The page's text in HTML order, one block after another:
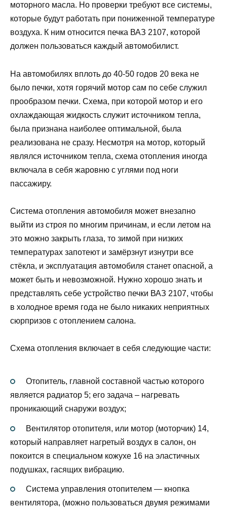
моторного масла. Но проверки требуют все системы,
которые будут работать при пониженной температуре
воздуха. К ним относится печка ВАЗ 2107, которой
должен пользоваться каждый автомобилист.
На автомобилях вплоть до 40-50 годов 20 века не
было печки, хотя горячий мотор сам по себе служил
прообразом печки. Схема, при которой мотор и его
охлаждающая жидкость служит источником тепла,
была признана наиболее оптимальной, была
реализована не сразу. Несмотря на мотор, который
являлся источником тепла, схема отопления иногда
включала в себя жаровню с углями под ноги
пассажиру.
Система отопления автомобиля может внезапно
выйти из строя по многим причинам, и если летом на
это можно закрыть глаза, то зимой при низких
температурах запотеют и замёрзнут изнутри все
стёкла, и эксплуатация автомобиля станет опасной, а
может быть и невозможной. Нужно хорошо знать и
представлять себе устройство печки ВАЗ 2107, чтобы
в холодное время года не было никаких неприятных
сюрпризов с отоплением салона.
Схема отопления включает в себя следующие части:
Отопитель, главной составной частью которого
является радиатор 5; его задача – нагревать
проникающий снаружи воздух;
Вентилятор отопителя, или мотор (моторчик) 14,
который направляет нагретый воздух в салон, он
покоится в специальном кожухе 16 на эластичных
подушках, гасящих вибрацию.
Система управления отопителем — кнопка
вентилятора, (можно пользоваться двумя режимами